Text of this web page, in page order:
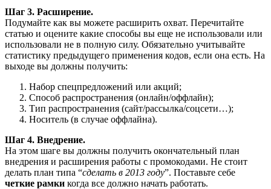
Шаг 3. Расширение.
Подумайте как вы можете расширить охват. Перечитайте
статью и оцените какие способы вы еще не использовали или
использовали не в полную силу. Обязательно учитывайте
статистику предыдущего применения кодов, если она есть. На
выходе вы должны получить:
Набор спецпредложений или акций;
Способ распространения (онлайн/оффлайн);
Тип распространения (сайт/рассылка/соцсети…);
Носитель (в случае оффлайна).
Шаг 4. Внедрение.
На этом шаге вы должны получить окончательный план
внедрения и расширения работы с промокодами. Не стоит
делать план типа “сделать в 2013 году”. Поставьте себе
четкие рамки когда все должно начать работать.